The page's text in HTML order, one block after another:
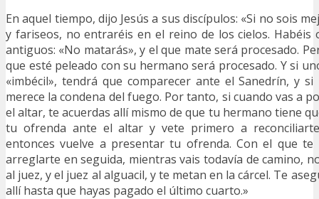
En aquel tiempo, dijo Jesús a sus discípulos: «Si no sois
y fariseos, no entraréis en el reino de los cielos. Habéis
antiguos: «No matarás», y el que mate será procesado.
que esté peleado con su hermano será procesado. Y si
«imbécil», tendrá que comparecer ante el Sanedrín, y si
merece la condena del fuego. Por tanto, si cuando vas a
el altar, te acuerdas allí mismo de que tu hermano tiene
tu ofrenda ante el altar y vete primero a
entonces vuelve a presentar tu ofrenda. Con el que
arreglarte en seguida, mientras vais todavía de camino,
al juez, y el juez al alguacil, y te metan en la cárcel. Te
allí hasta que hayas pagado el último cuarto.»